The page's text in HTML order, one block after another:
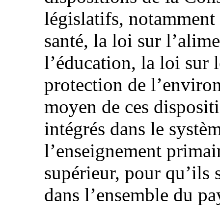
législatifs,
santé, la loi sur
l’éducation, la loi sur
protection de
moyen de ces
intégrés dans le
l’enseignement
supérieur, pour qu’ils
dans l’ensemble du